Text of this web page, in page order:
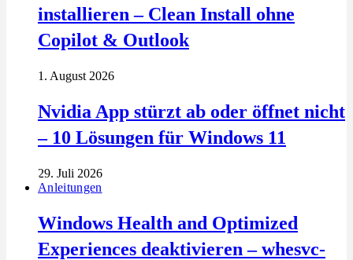
installieren – Clean Install ohne
Copilot & Outlook
1. August 2026
Nvidia App stürzt ab oder öffnet nicht
– 10 Lösungen für Windows 11
29. Juli 2026
Anleitungen
Windows Health and Optimized
Experiences deaktivieren – whesvc-